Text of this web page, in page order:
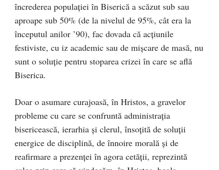
încrederea populației în Biserică a scăzut sub sau
aproape sub 50% (de la nivelul de 95%, cât era la
începutul anilor ’90), fac dovada că acțiunile
festiviste, cu iz academic sau de mișcare de masă, nu
sunt o soluție pentru stoparea crizei în care se află
Biserica.
Doar o asumare curajoasă, în Hristos, a gravelor
probleme cu care se confruntă administrația
bisericească, ierarhia și clerul, însoțită de soluții
energice de disciplină, de înnoire morală și de
reafirmare a prezenței în agora cetății, reprezintă